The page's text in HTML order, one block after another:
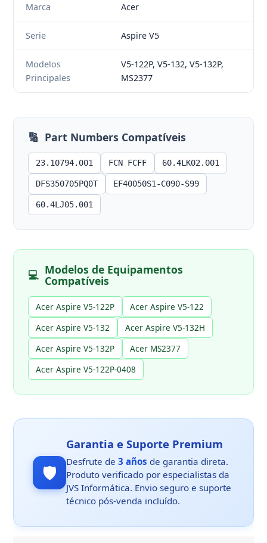
Marca Acer
Serie Aspire V5
Modelos
Principales
V5-122P, V5-132, V5-132P,
MS2377
🔢 Part Numbers Compatíveis
23.10794.001 FCN FCFF 60.4LK02.001
DFS350705PQ0T EF40050S1-C090-S99
60.4LJ05.001
💻 Modelos de Equipamentos
Compatíveis
Acer Aspire V5-122P
Acer Aspire V5-122
Acer Aspire V5-132
Acer Aspire V5-132H
Acer Aspire V5-132P
Acer MS2377
Acer Aspire V5-122P-0408
🛡️
Garantia e Suporte Premium
Desfrute de3 años de garantia direta.
Produto verificado por especialistas da
JVS Informática. Envio seguro e suporte
técnico pós-venda incluído.